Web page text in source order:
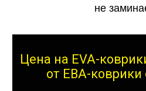
не
Цена на EVA-
от ЕВА-